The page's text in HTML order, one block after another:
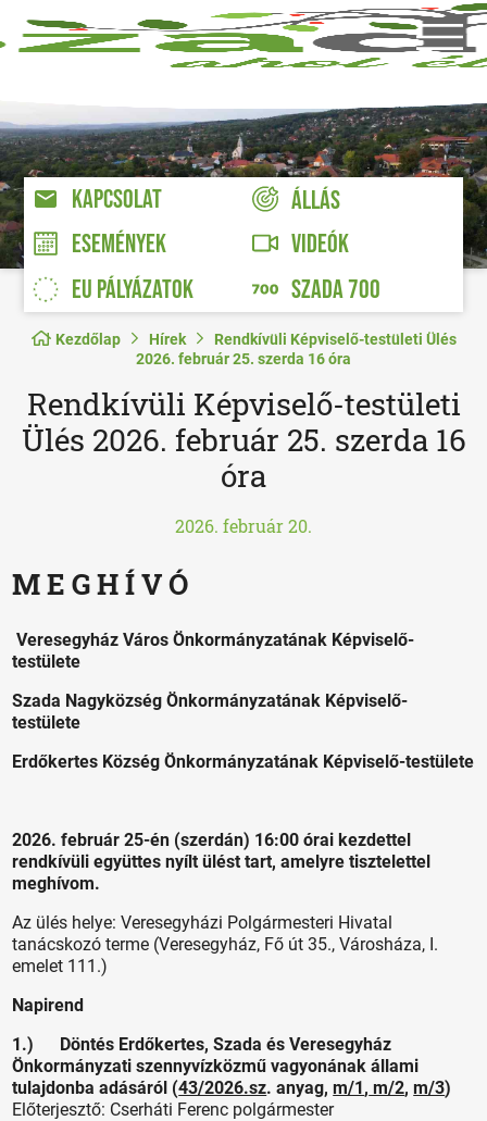
KAPCSOLAT
ÁLLÁS
ESEMÉNYEK
VIDEÓK
EU PÁLYÁZATOK
SZADA 700
Kezdőlap Hírek
Rendkívüli Képviselő-testületi Ülés
2026. február 25. szerda 16 óra
Rendkívüli Képviselő-testületi
Ülés 2026. február 25. szerda 16
óra
2026. február 20.
M E G H Í V Ó
Veresegyház Város Önkormányzatának Képviselő-
testülete
Szada Nagyközség Önkormányzatának Képviselő-
testülete
Erdőkertes Község Önkormányzatának Képviselő-testülete
2026. február 25-én (szerdán) 16:00 órai kezdettel
rendkívüli együttes nyílt ülést tart, amelyre tisztelettel
meghívom.
Az ülés helye: Veresegyházi Polgármesteri Hivatal
tanácskozó terme (Veresegyház, Fő út 35., Városháza, I.
emelet 111.)
Napirend
1.) Döntés Erdőkertes, Szada és Veresegyház
Önkormányzati szennyvízközmű vagyonának állami
tulajdonba adásáról (43/2026.sz. anyag,m/1, m/2,m/3)
Előterjesztő: Cserháti Ferenc polgármester